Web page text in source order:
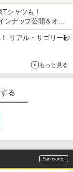
リズム ブルー
年02月12日発
オン トゥームレイ
スタァライト」3r
Diamond”【Blu-
超大型チーズバーガー
シャツも！
ンナップ公開＆オン
リアル・サゴリー砂
もっと見る
る